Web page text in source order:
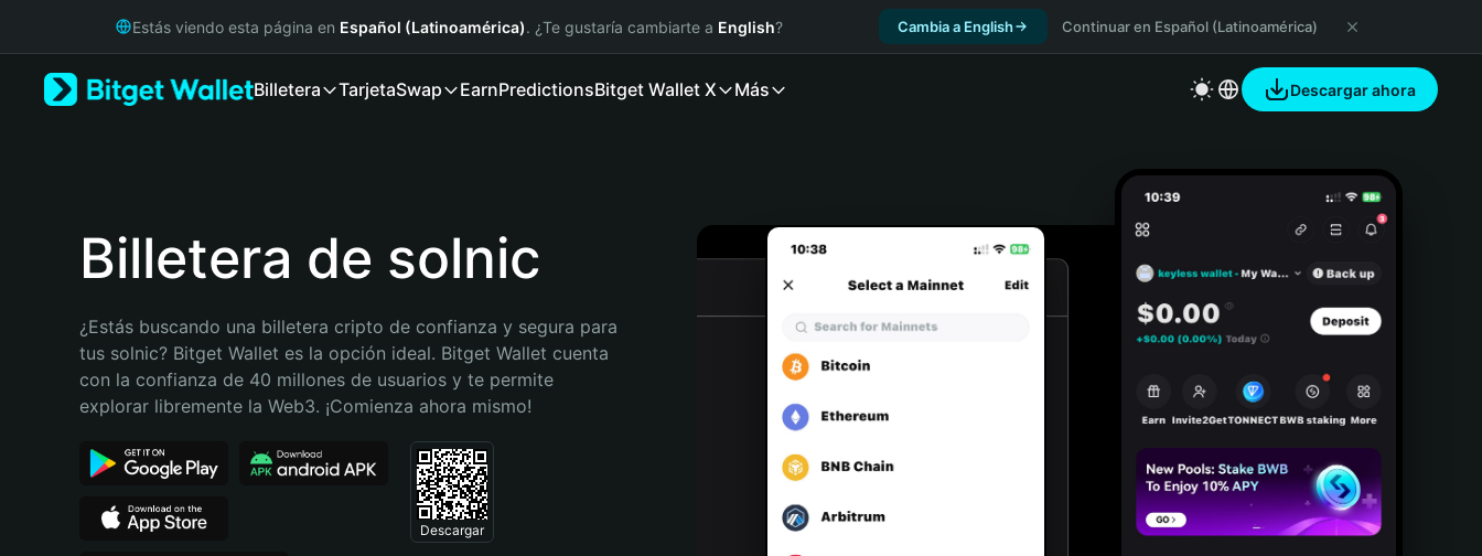
Русский
Bahasa Indonesia
Português (Brasil)
Estás viendo esta página en Español (Latinoamérica). ¿Te gustaría cambiarte a English? Cambia a English Continuar en Español (Latinoamérica)
Billetera TarjetaSwap EarnPredictionsBitget Wallet X Más Descargar ahora
Billetera de solnic
¿Estás buscando una billetera cripto de confianza y segura para
tus solnic? Bitget Wallet es la opción ideal. Bitget Wallet cuenta
con la confianza de 40 millones de usuarios y te permite
explorar libremente la Web3. ¡Comienza ahora mismo!
Descargar